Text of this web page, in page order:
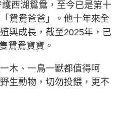
西湖鴛鴦，至今已是第十
鴛鴦爸爸」。他十年來全
與成長，截至2025年，已
鴛鴦寶寶。
木、一鳥一獸都值得呵
生動物，切勿投餵，更不